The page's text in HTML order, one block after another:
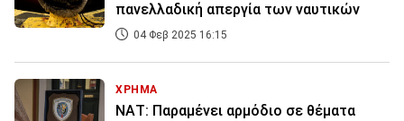
πανελλαδική απεργία των ναυτικών
04 Φεβ 2025 16:15
ΧΡΗΜΑ
ΝΑΤ: Παραμένει αρμόδιο σε θέματα